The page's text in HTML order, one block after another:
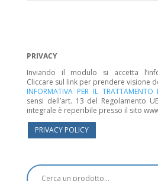
PRIVACY
Inviando il modulo si accetta
Cliccare sul link per prendere visione
INFORMATIVA PER IL TRATTAMENTO
sensi dell’art. 13 del Regolamento
integrale è reperibile presso il sito
PRIVACY POLICY